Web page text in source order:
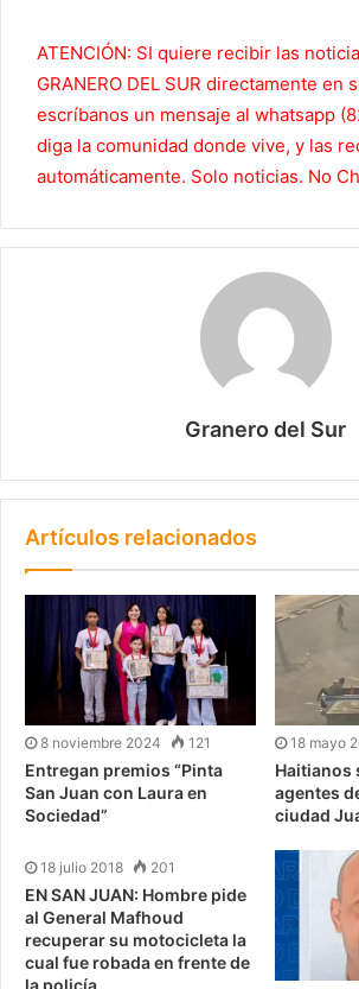
ATENCIÓN: SI quiere recibir las
GRANERO DEL SUR directamente en
escríbanos un mensaje al whatsapp
diga la comunidad donde vive, y las
automáticamente. Solo noticias. No
Granero del Sur
Artículos relacionados
8 noviembre 2024 121
Entregan premios “Pinta
San Juan con Laura en
Sociedad”
18 mayo
Haitianos
agentes
ciudad
18 julio 2018 201
EN SAN JUAN: Hombre pide
al General Mafhoud
recuperar su motocicleta la
cual fue robada en frente de